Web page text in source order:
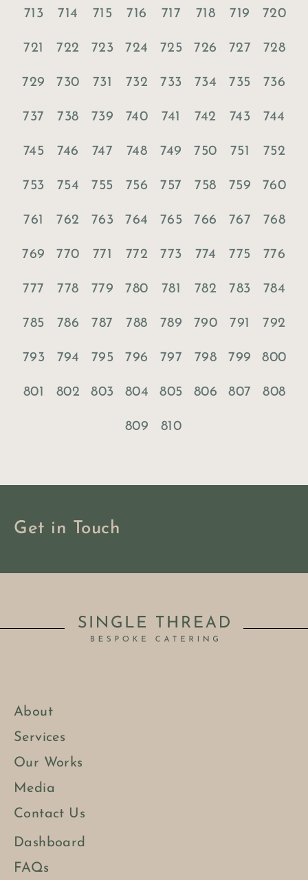
713 714 715 716 717 718 719 720
721 722 723 724 725 726 727 728
729 730 731 732 733 734 735 736
737 738 739 740 741 742 743 744
745 746 747 748 749 750 751 752
753 754 755 756 757 758 759 760
761 762 763 764 765 766 767 768
769 770 771 772 773 774 775 776
777 778 779 780 781 782 783 784
785 786 787 788 789 790 791 792
793 794 795 796 797 798 799 800
801 802 803 804 805 806 807 808
809 810
Get in Touch
About
Services
Our Works
Media
Contact Us
Dashboard
FAQs